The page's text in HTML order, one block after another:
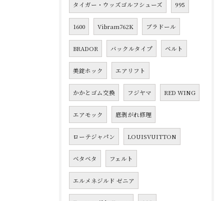
タイガー・ウッズゴルフシューズ 995
1600 Vibram762K ブラドール
BRADOR バックルタイプ ベルト
美錠ホック エアリフト
かかとゴム交換 フジヤマ RED WING
エアモック 底剥がれ修理
ローテジャパン LOUISVUITTON
ベタベタ フェルト
エルメネジルド ゼニア